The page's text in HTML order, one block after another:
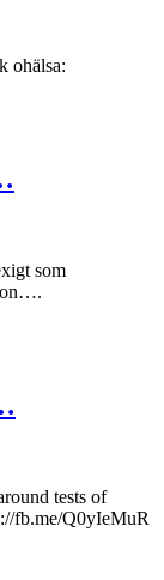
ohälsa:
som
tests of
fb.me/Q0yIeMuR